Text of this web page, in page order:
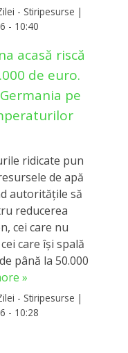
- Stiripesurse |
- 10:40
acasă riscă
de euro.
pe
ridicate pun
de apă
autoritățile să
reducerea
cei care nu
care își spală
până la 50.000
»
- Stiripesurse |
- 10:28